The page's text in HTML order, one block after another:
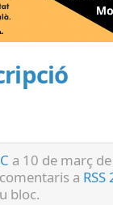
a 10 de març
a RSS
bloc.